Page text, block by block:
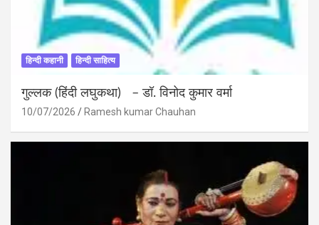
हिन्दी कहानी हिन्दी साहित्य
गुल्लक (हिंदी लघुकथा) – डॉ. विनोद कुमार वर्मा
10/07/2026 Ramesh kumar Chauhan